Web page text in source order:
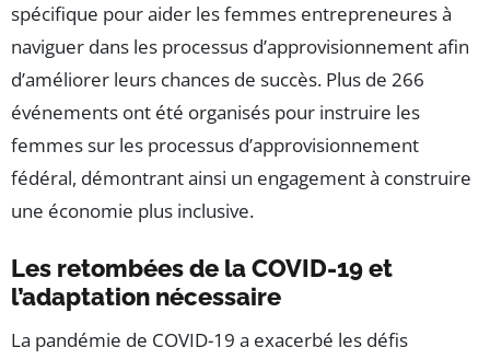
spécifique pour aider les femmes entrepreneures à
naviguer dans les processus d’approvisionnement afin
d’améliorer leurs chances de succès. Plus de 266
événements ont été organisés pour instruire les
femmes sur les processus d’approvisionnement
fédéral, démontrant ainsi un engagement à construire
une économie plus inclusive.
Les retombées de la COVID-19 et
l’adaptation nécessaire
La pandémie de COVID-19 a exacerbé les défis